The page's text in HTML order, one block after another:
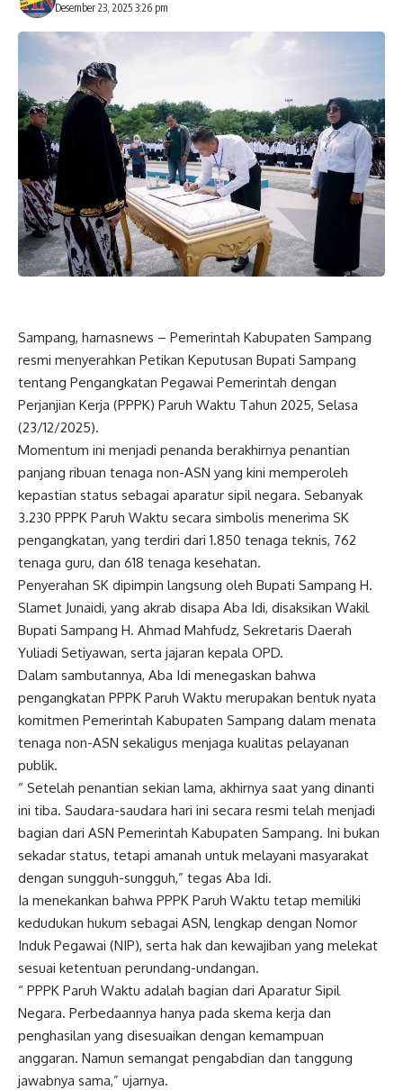
Desember 23, 2025 3:26 pm
Sampang, harnasnews – Pemerintah Kabupaten Sampang
resmi menyerahkan Petikan Keputusan Bupati Sampang
tentang Pengangkatan Pegawai Pemerintah dengan
Perjanjian Kerja (PPPK) Paruh Waktu Tahun 2025, Selasa
(23/12/2025).
Momentum ini menjadi penanda berakhirnya penantian
panjang ribuan tenaga non-ASN yang kini memperoleh
kepastian status sebagai aparatur sipil negara. Sebanyak
3.230 PPPK Paruh Waktu secara simbolis menerima SK
pengangkatan, yang terdiri dari 1.850 tenaga teknis, 762
tenaga guru, dan 618 tenaga kesehatan.
Penyerahan SK dipimpin langsung oleh Bupati Sampang H.
Slamet Junaidi, yang akrab disapa Aba Idi, disaksikan Wakil
Bupati Sampang H. Ahmad Mahfudz, Sekretaris Daerah
Yuliadi Setiyawan, serta jajaran kepala OPD.
Dalam sambutannya, Aba Idi menegaskan bahwa
pengangkatan PPPK Paruh Waktu merupakan bentuk nyata
komitmen Pemerintah Kabupaten Sampang dalam menata
tenaga non-ASN sekaligus menjaga kualitas pelayanan
publik.
“ Setelah penantian sekian lama, akhirnya saat yang dinanti
ini tiba. Saudara-saudara hari ini secara resmi telah menjadi
bagian dari ASN Pemerintah Kabupaten Sampang. Ini bukan
sekadar status, tetapi amanah untuk melayani masyarakat
dengan sungguh-sungguh,” tegas Aba Idi.
Ia menekankan bahwa PPPK Paruh Waktu tetap memiliki
kedudukan hukum sebagai ASN, lengkap dengan Nomor
Induk Pegawai (NIP), serta hak dan kewajiban yang melekat
sesuai ketentuan perundang-undangan.
“ PPPK Paruh Waktu adalah bagian dari Aparatur Sipil
Negara. Perbedaannya hanya pada skema kerja dan
penghasilan yang disesuaikan dengan kemampuan
anggaran. Namun semangat pengabdian dan tanggung
jawabnya sama,” ujarnya.